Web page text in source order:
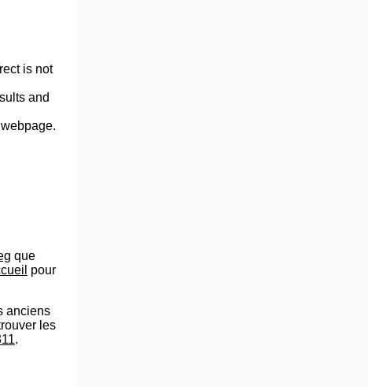
is not
and
que
pour
anciens
les
.